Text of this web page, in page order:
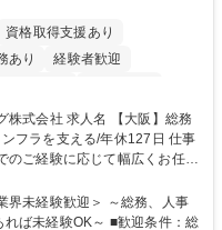
資格取得支援あり
あり
経験者歓迎
寮・社宅あり 食事補助あり
【大阪】総務
ラを支える/年休127日 仕事
のご経験に応じて幅広くお任せ
本的には事務所勤務ですが、
への日帰り・宿泊を伴う国内
界未経験歓迎＞ ～総務、人事
ば未経験OK～ ■歓迎条件：総